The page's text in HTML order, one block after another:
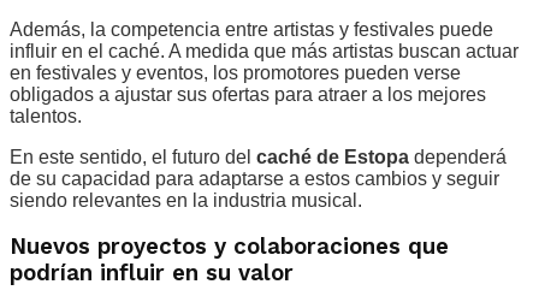
Además, la competencia entre artistas y festivales puede
influir en el caché. A medida que más artistas buscan actuar
en festivales y eventos, los promotores pueden verse
obligados a ajustar sus ofertas para atraer a los mejores
talentos.
En este sentido, el futuro del caché de Estopa dependerá
de su capacidad para adaptarse a estos cambios y seguir
siendo relevantes en la industria musical.
Nuevos proyectos y colaboraciones que
podrían influir en su valor